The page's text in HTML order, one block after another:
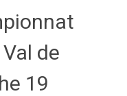
de
19